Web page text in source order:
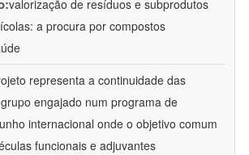
valorização de resíduos e subprodutos
a procura por compostos
representa a continuidade das
engajado num programa de
internacional onde o objetivo comum
funcionais e adjuvantes